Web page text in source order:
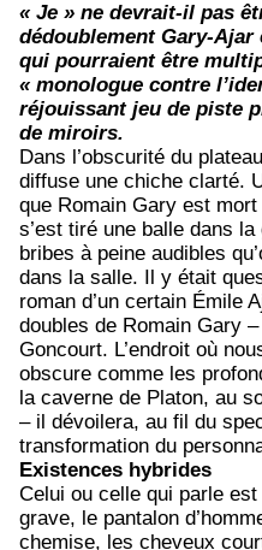
« Je » ne devrait-il pas
dédoublement Gary-Ajar
qui pourraient être
« monologue contre
réjouissant jeu de piste
de miroirs.
Dans l’obscurité du
diffuse une chiche clarté.
que Romain Gary est
s’est tiré une balle dans
bribes à peine audibles
dans la salle. Il y était
roman d’un certain Émile
doubles de Romain Gary
Goncourt. L’endroit où
obscure comme les
la caverne de Platon, au
– il dévoilera, au fil du
transformation du
Existences hybrides
Celui ou celle qui parle
grave, le pantalon
chemise, les cheveux